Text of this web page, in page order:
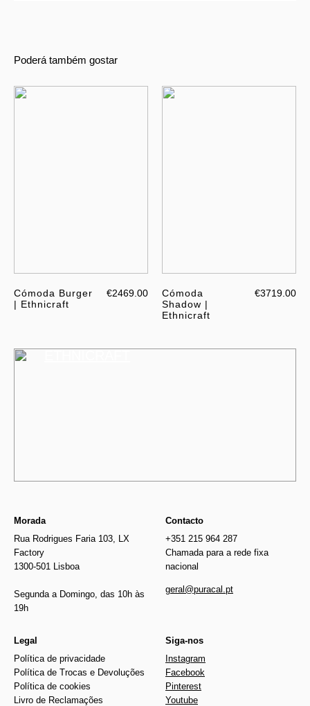
Poderá também gostar
Cómoda Burger
| Ethnicraft
€2469.00
Cómoda
Shadow |
Ethnicraft
€3719.00
Morada
Rua Rodrigues Faria 103, LX
Factory
1300-501 Lisboa
Segunda a Domingo, das 10h às
19h
Contacto
+351 215 964 287
Chamada para a rede fixa
nacional
geral@puracal.pt
Legal
Política de privacidade
Política de Trocas e Devoluções
Política de cookies
Livro de Reclamações
Siga-nos
Instagram
Facebook
Pinterest
Youtube